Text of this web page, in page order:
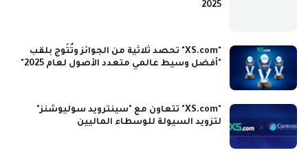
2025
"XS.com" تحصد ثلاثية من الجوائز وتُتَوج بلقب
"أفضل وسيط عالمي متعدد الأصول لعام 2025"
"XS.com" تتعاون مع "سينترويد سوليوشنز"
لتزويد السيولة للوسطاء الماليين